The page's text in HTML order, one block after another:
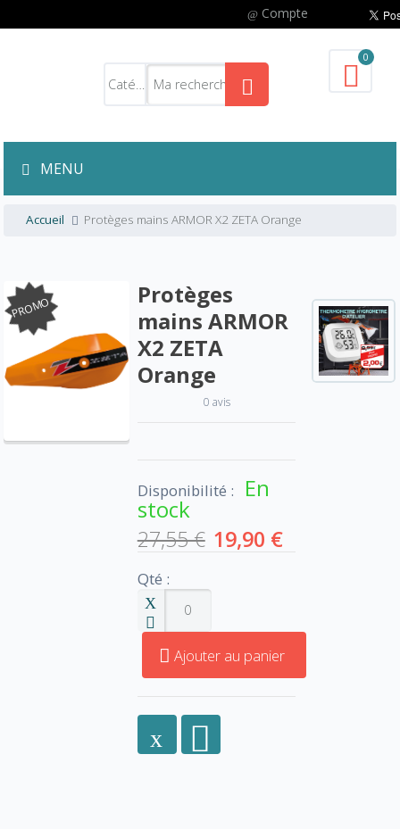
Compte
0
MENU
Accueil Protèges mains ARMOR X2 ZETA Orange
PROMO
Protèges
mains ARMOR
X2 ZETA
Orange
0 avis
Disponibilité : En
stock
27,55 € 19,90 €
Qté :
Ajouter au panier